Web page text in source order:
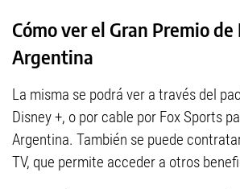
Cómo ver el Gran Premio de
Argentina
La misma se podrá ver a través del
Disney +, o por cable por Fox Sports
Argentina. También se puede
TV, que permite acceder a otros